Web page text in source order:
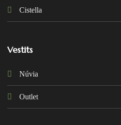
Cistella
Vestits
Núvia
Outlet